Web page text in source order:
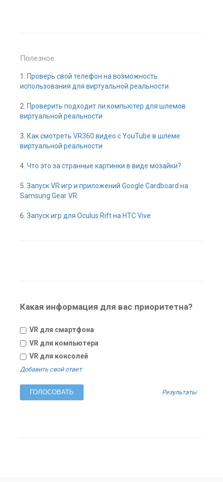
Полезное:
1.
Проверь свой телефон на возможность
использования для виртуальной реальности
2. Проверить подходит ли компьютер для шлемов
виртуальной реальности
3. Как смотреть VR360 видео с YouTube в шлеме
виртуальной реальности
4. Что это за странные картинки в виде мозайки?
5. Запуск VR игр и приложений Google Cardboard на
Samsung Gear VR
6. Запуск игр для Oculus Rift на HTC Vive
Какая информация для вас приоритетна?
VR для смартфона
VR для компьютера
VR для консолей
Добавить свой ответ
Результаты